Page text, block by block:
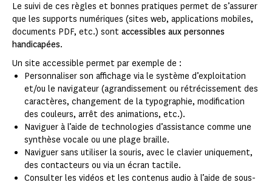
Le suivi de ces règles et bonnes pratiques permet de s’assurer
que les supports numériques (sites web, applications mobiles,
documents PDF, etc.) sont accessibles aux personnes
handicapées.
Un site accessible permet par exemple de :
Personnaliser son affichage via le système d’exploitation
et/ou le navigateur (agrandissement ou rétrécissement des
caractères, changement de la typographie, modification
des couleurs, arrêt des animations, etc.).
Naviguer à l’aide de technologies d’assistance comme une
synthèse vocale ou une plage braille.
Naviguer sans utiliser la souris, avec le clavier uniquement,
des contacteurs ou via un écran tactile.
Consulter les vidéos et les contenus audio à l’aide de sous-